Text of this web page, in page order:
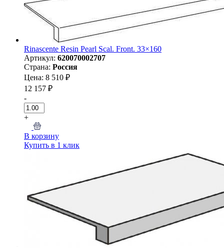
Rinascente Resin Pearl Scal. Front. 33×160
Артикул: 620070002707
Страна: Россия
Цена: 8 510 ₽
12 157 ₽
-
+
В корзину
Купить в 1 клик